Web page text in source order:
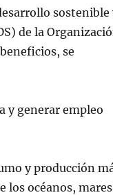
sostenible
de la
se
y generar empleo
y producción
los océanos,